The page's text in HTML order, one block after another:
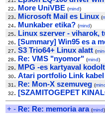
22. More UniVBE (mind)
23. Microsoft Mail es Linux (
24. Munkaber etika? (mind)
25. Linux szerver - viharok,
26. [Summary] Win95 es a
27. S3 Trio64+ Linux alatt (
28. Re: VMS "nyomor" (mind)
29. MPG -es kartyaval
30. Atari portfolio Link kabel
31 . Re: Mon-X szemuveg (
32. [SZAMITOGEPET
+ - Re: Re: memoria ara (mind)